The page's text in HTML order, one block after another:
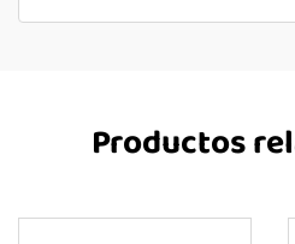
Productos